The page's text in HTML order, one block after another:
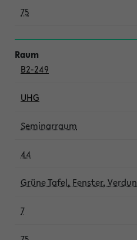
75
B2-249
UHG
Seminarraum
44
Grüne Tafel, Fenster,
7